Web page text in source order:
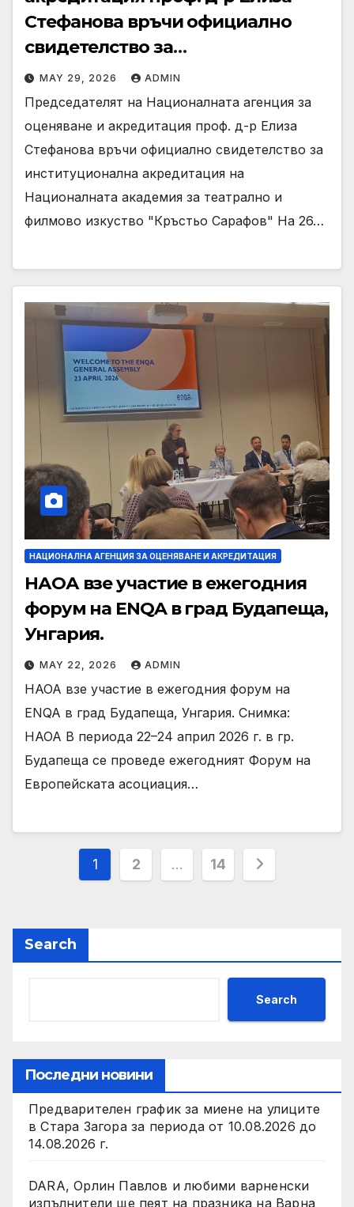
Стефанова връчи официално
свидетелство за
институционална акредитация
на Националната академия за
театрално и филмово изкуство
“Кръстьо Сарафов”
MAY 29, 2026 ADMIN
Председателят на Националната агенция за
оценяване и акредитация проф. д-р Елиза
Стефанова връчи официално свидетелство за
институционална акредитация на
Националната академия за театрално и
филмово изкуство "Кръстьо Сарафов" На 26…
НАЦИОНАЛНА АГЕНЦИЯ ЗА ОЦЕНЯВАНЕ И АКРЕДИТАЦИЯ
НАОА взе участие в ежегодния
форум на ENQA в град Будапеща,
Унгария.
MAY 22, 2026 ADMIN
НАОА взе участие в ежегодния форум на
ENQA в град Будапеща, Унгария. Снимкa:
НАОА В периода 22–24 април 2026 г. в гр.
Будапеща се проведе ежегодният Форум на
Европейската асоциация…
Posts
1 2 … 14
Search
Search
Последни новини
Предварителен график за миене на улиците
в Стара Загора за периода от 10.08.2026 до
14.08.2026 г.
DARA, Орлин Павлов и любими варненски
изпълнители ще пеят на празника на Варна